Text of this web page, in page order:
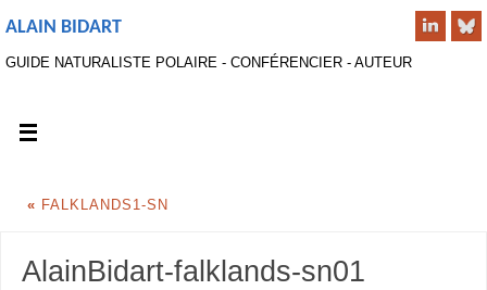
ALAIN BIDART
GUIDE NATURALISTE POLAIRE - CONFÉRENCIER - AUTEUR
« FALKLANDS1-SN
AlainBidart-falklands-sn01